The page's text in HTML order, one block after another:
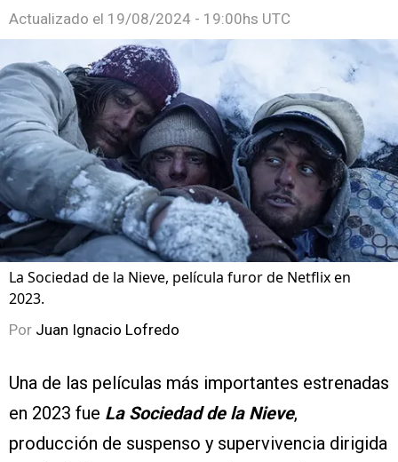
Actualizado el 19/08/2024 - 19:00hs UTC
La Sociedad de la Nieve, película furor de Netflix en
2023.
Por Juan Ignacio Lofredo
Una de las películas más importantes estrenadas
en 2023 fue La Sociedad de la Nieve,
producción de suspenso y supervivencia dirigida